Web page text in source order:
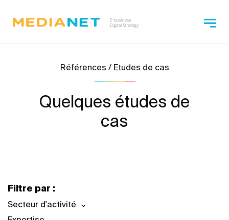
Références / Etudes de cas
Quelques études de
cas
Filtre par :
Secteur d'activité